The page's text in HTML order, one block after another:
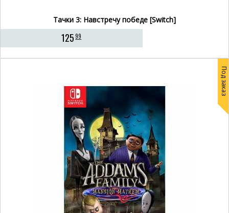
Тачки 3: Навстречу победе [Switch]
12599
Под заказ